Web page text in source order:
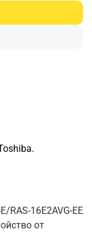
RAS-16E2AVG-EE
от